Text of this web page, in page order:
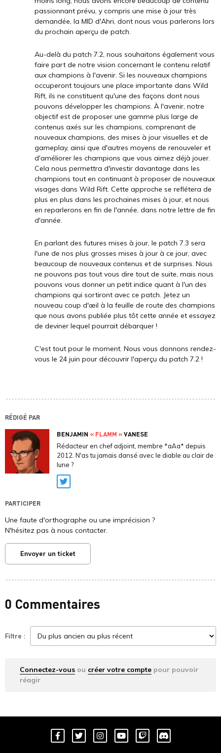
passionnant prévu, y compris une mise à jour très
demandée, la MID d'Ahri, dont nous vous parlerons lors
du prochain aperçu de patch.
Au-delà du patch 7.2, nous souhaitons également vous
faire part de notre vision concernant le contenu relatif
aux champions à l'avenir. Si les nouveaux champions
occuperont toujours une place importante dans Wild
Rift, ils ne constituent qu'une des façons dont nous
pouvons développer les champions. À l'avenir, notre
objectif est de proposer une gamme plus large de
contenus axés sur les champions, comprenant de
nouveaux champions, des mises à jour visuelles et de
gameplay, ainsi que d'autres moyens de renouveler et
d'améliorer les champions que vous aimez déjà jouer.
Cela nous permettra d'investir davantage dans les
champions tout en continuant à proposer de nouveaux
visages dans Wild Rift. Cette approche se reflétera de
plus en plus dans les prochaines mises à jour, et nous
en reparlerons en fin de l'année, dans notre lettre de fin
d'année.
En parlant des futures mises à jour, le patch 7.3 sera
l'une de nos plus grosses mises à jour à ce jour, avec
beaucoup de nouveaux contenus et de surprises. Nous
ne pouvons pas tout vous dire tout de suite, mais nous
pouvons vous donner un petit indice quant à l'un des
champions qui sortiront avec ce patch. Jetez un
nouveau coup d'œil à la feuille de route des champions
que nous avons publiée plus tôt cette année et essayez
de deviner lequel pourrait débarquer !
C'est tout pour le moment. Nous vous donnons rendez-
vous le 24 juin pour découvrir l'aperçu du patch 7.2 !
RÉDIGÉ PAR
BENJAMIN « FLAMM »VANESE
Rédacteur en chef adjoint, membre *aAa* depuis
2012. N'as tu jamais dansé avec le diable au clair de
lune ?
Twitter
PARTICIPER
Une faute d'orthographe ou une imprécision ?
N'hésitez pas à nous contacter.
Envoyer un ticket
0 Commentaires
Filtre :
Connectez-vous ou créer votre compte pour pouvoir
réagir